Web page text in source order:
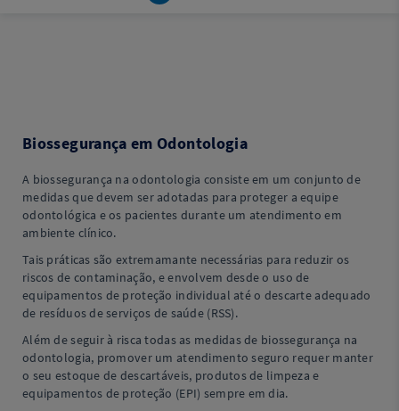
Biossegurança em Odontologia
A biossegurança na odontologia consiste em um conjunto de
medidas que devem ser adotadas para proteger a equipe
odontológica e os pacientes durante um atendimento em
ambiente clínico.
Tais práticas são extremamante necessárias para reduzir os
riscos de contaminação, e envolvem desde o uso de
equipamentos de proteção individual até o descarte adequado
de resíduos de serviços de saúde (RSS).
Além de seguir à risca todas as medidas de biossegurança na
odontologia, promover um atendimento seguro requer manter
o seu estoque de descartáveis, produtos de limpeza e
equipamentos de proteção (EPI) sempre em dia.